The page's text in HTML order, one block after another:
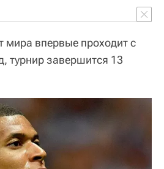
мира впервые проходит с
турнир завершится 13